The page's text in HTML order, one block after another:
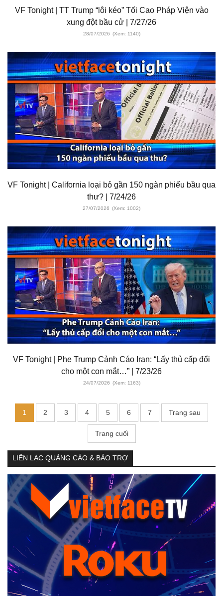
VF Tonight | TT Trump “lôi kéo” Tối Cao Pháp Viện vào
xung đột bầu cử | 7/27/26
28/07/2026 (Xem: 1140)
VF Tonight | California loại bỏ gần 150 ngàn phiếu bầu qua
thư? | 7/24/26
27/07/2026 (Xem: 1002)
VF Tonight | Phe Trump Cảnh Cáo Iran: “Lấy thủ cấp đổi
cho một con mắt…” | 7/23/26
24/07/2026 (Xem: 1163)
1 2 3 4 5 6 7 Trang sau
Trang cuối
LIÊN LẠC QUẢNG CÁO & BẢO TRỢ